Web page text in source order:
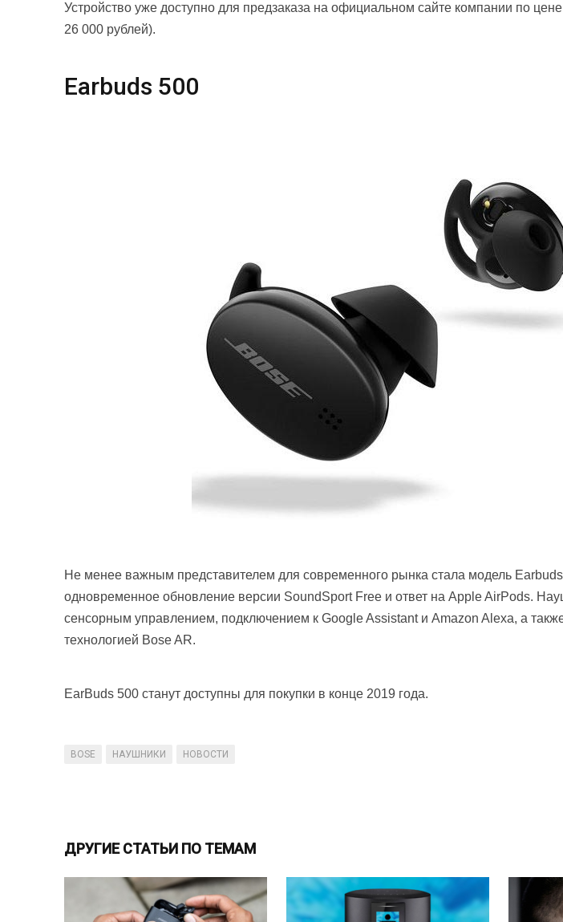
Устройство уже доступно для предзаказа на официальном сайте компании по
26 000 рублей).
Earbuds 500
Не менее важным представителем для современного рынка стала модель
одновременное обновление версии SoundSport Free и ответ на Apple AirPods.
сенсорным управлением, подключением к Google Assistant и Amazon Alexa, а
технологией Bose AR.
EarBuds 500 станут доступны для покупки в конце 2019 года.
BOSE НАУШНИКИ НОВОСТИ
ДРУГИЕ СТАТЬИ ПО ТЕМАМ